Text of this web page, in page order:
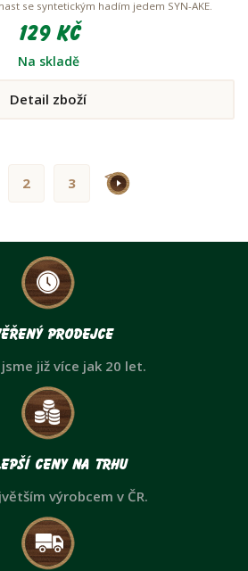
se syntetickým hadím jedem SYN-AKE.
129 Kč
Na skladě
Detail zboží
2 3 >
prodejce
již více jak 20 let.
ceny na trhu
výrobcem v ČR.